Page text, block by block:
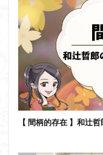
【 間柄的存在 】和辻
ベンヤミン
ボノボ
ポパー
マリーの部屋
マルス九・ガブリエ
マーケティング論
ラカン
ラッ
リチャード・ラン